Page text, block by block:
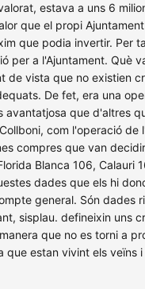
estava a uns 6
que el propi
que podia invertir. Per
per a l'Ajuntament. Què
de vista que no existien
De fet, era una
avantatjosa que d'altres
com l'operació de
compres que van
Blanca 106, Calauri
dades que els hi
general. Són dades
sisplau. defineixin uns
que no es torni a
que estan vivint els veïns